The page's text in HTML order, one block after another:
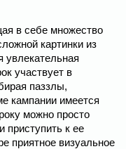
в себе множество
картинки из
увлекательная
участвует в
паззлы,
кампании имеется
можно просто
приступить к ее
приятное визуальное